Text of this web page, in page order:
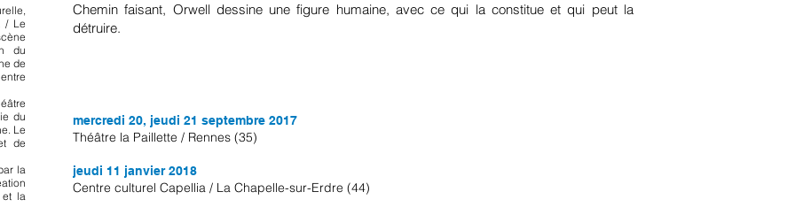
/ Le
du
de
du
Le
de
la
et la
Chemin faisant, Orwell dessine une figure humaine, avec ce qui la constitue et qui peut la
détruire.
mercredi 20, jeudi 21 septembre 2017
Théâtre la Paillette / Rennes (35)
jeudi 11 janvier 2018
Centre culturel Capellia / La Chapelle-sur-Erdre (44)